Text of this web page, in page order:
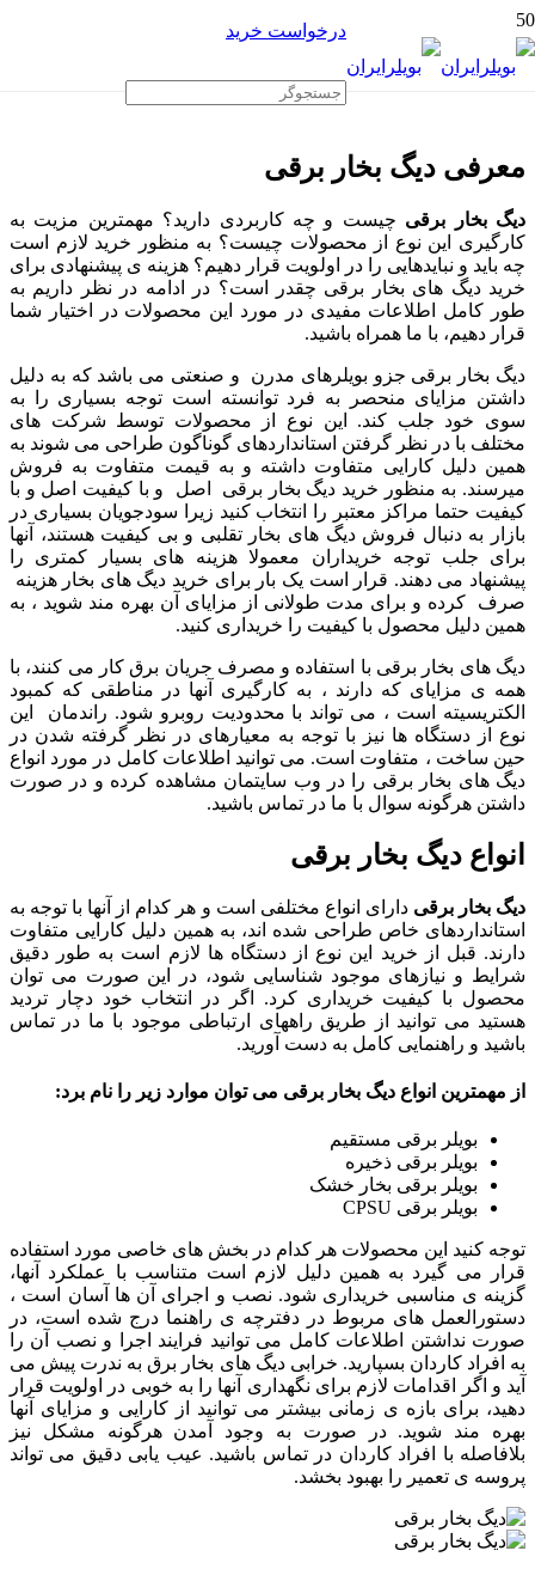
درخواست خرید
دیگ بخار برقی
معرفی دیگ بخار برقی
دیگ بخار برقی چیست و چه کاربردی دارید؟ مهمترین مزیت به
کارگیری این نوع از محصولات چیست؟ به منظور خرید لازم است
چه باید و نبایدهایی را در اولویت قرار دهیم؟ هزینه ی پیشنهادی برای
خرید دیگ های بخار برقی چقدر است؟ در ادامه در نظر داریم به
طور کامل اطلاعات مفیدی در مورد این محصولات در اختیار شما
قرار دهیم، با ما همراه باشید.
دیگ بخار برقی جزو بویلرهای مدرن و صنعتی می باشد که به دلیل
داشتن مزایای منحصر به فرد توانسته است توجه بسیاری را به
سوی خود جلب کند. این نوع از محصولات توسط شرکت های
مختلف با در نظر گرفتن استانداردهای گوناگون طراحی می شوند به
همین دلیل کارایی متفاوت داشته و به قیمت متفاوت به فروش
میرسند. به منظور خرید دیگ بخار برقی اصل و با کیفیت اصل و با
کیفیت حتما مراکز معتبر را انتخاب کنید زیرا سودجویان بسیاری در
بازار به دنبال فروش دیگ های بخار تقلبی و بی کیفیت هستند، آنها
برای جلب توجه خریداران معمولا هزینه های بسیار کمتری را
پیشنهاد می دهند. قرار است یک بار برای خرید دیگ های بخار هزینه
صرف کرده و برای مدت طولانی از مزایای آن بهره مند شوید ، به
همین دلیل محصول با کیفیت را خریداری کنید.
دیگ های بخار برقی با استفاده و مصرف جریان برق کار می کنند، با
همه ی مزایای که دارند ، به کارگیری آنها در مناطقی که کمبود
الکتریسیته است ، می تواند با محدودیت روبرو شود. راندمان این
نوع از دستگاه ها نیز با توجه به معیارهای در نظر گرفته شدن در
حین ساخت ، متفاوت است. می توانید اطلاعات کامل در مورد انواع
دیگ های بخار برقی را در وب سایتمان مشاهده کرده و در صورت
داشتن هرگونه سوال با ما در تماس باشید.
انواع دیگ بخار برقی
دیگ بخار برقی دارای انواع مختلفی است و هر کدام از آنها با توجه به
استانداردهای خاص طراحی شده اند، به همین دلیل کارایی متفاوت
دارند. قبل از خرید این نوع از دستگاه ها لازم است به طور دقیق
شرایط و نیازهای موجود شناسایی شود، در این صورت می توان
محصول با کیفیت خریداری کرد. اگر در انتخاب خود دچار تردید
هستید می توانید از طریق راههای ارتباطی موجود با ما در تماس
باشید و راهنمایی کامل به دست آورید.
از مهمترین انواع دیگ بخار برقی می توان موارد زیر را نام برد:
بویلر برقی مستقیم
بویلر برقی ذخیره
بویلر برقی بخار خشک
بویلر برقی CPSU
توجه کنید این محصولات هر کدام در بخش های خاصی مورد استفاده
قرار می گیرد به همین دلیل لازم است متناسب با عملکرد آنها،
گزینه ی مناسبی خریداری شود. نصب و اجرای آن ها آسان است ،
دستورالعمل های مربوط در دفترچه ی راهنما درج شده است، در
صورت نداشتن اطلاعات کامل می توانید فرایند اجرا و نصب آن را
به افراد کاردان بسپارید. خرابی دیگ های بخار برق به ندرت پیش می
آید و اگر اقدامات لازم برای نگهداری آنها را به خوبی در اولویت قرار
دهید، برای بازه ی زمانی بیشتر می توانید از کارایی و مزایای آنها
بهره مند شوید. در صورت به وجود آمدن هرگونه مشکل نیز
بلافاصله با افراد کاردان در تماس باشید. عیب یابی دقیق می تواند
پروسه ی تعمیر را بهبود بخشد.